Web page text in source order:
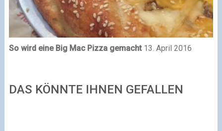
So wird eine Big Mac Pizza gemacht13. April 2016
DAS KÖNNTE IHNEN GEFALLEN